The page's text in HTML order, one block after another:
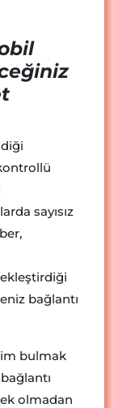
sayısız
bağlantı
bulmak
olmadan